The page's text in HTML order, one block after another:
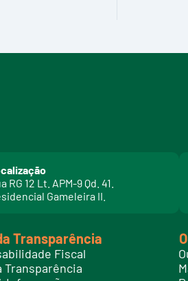
RG 12 Lt. APM-9 Qd. 41.
Gameleira II.
Transparência
Fiscal
Transparência